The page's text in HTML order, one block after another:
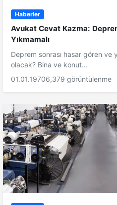
Haberler
Avukat Cevat Kazma:
Yıkmamalı
Deprem sonrası hasar gören ve
olacak? Bina ve konut...
01.01.19706,379 görüntülenme